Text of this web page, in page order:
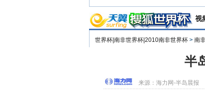
视
世界杯|南非世界杯|2010南非世界杯 > 南
半
来源：海力网-半岛晨报